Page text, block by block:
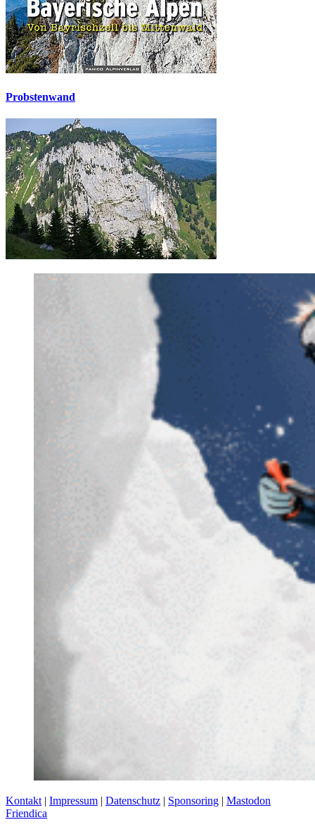
Probstenwand
Kontakt | Impressum | Datenschutz | Sponsoring | Mastodon
Friendica